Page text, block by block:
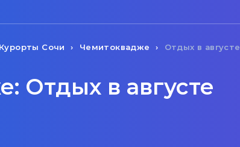
Курорты Сочи Чемитоквадже Отдых в августе
Отдых в августе